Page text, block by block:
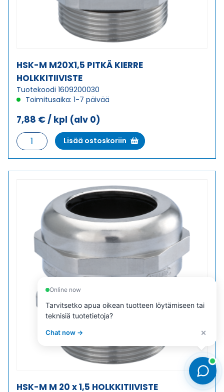
HSK-M M20X1,5 PITKÄ KIERRE
HOLKKITIIVISTE
Tuotekoodi 1609200030
Toimitusaika: 1-7 päivää
7,88 € / kpl (alv 0)
HSK-
M
M20X1,5
Lisää ostoskoriin
HSK-M M 20 x 1,5 HOLKKITIIVISTE
Online now
Tarvitsetko apua oikean tuotteen löytämiseen tai
teknisiä tuotetietoja?
Chat now → ×